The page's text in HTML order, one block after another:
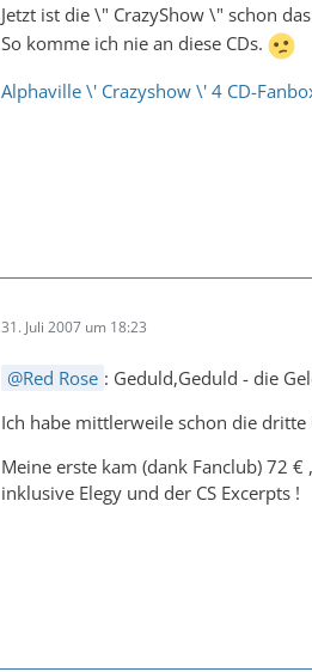
Jetzt ist die \" CrazyShow \" schon
So komme ich nie an diese CDs.
Alphaville \' Crazyshow \' 4 CD-
31. Juli 2007 um 18:23
Red Rose : Geduld,Geduld - die
Ich habe mittlerweile schon die dritte
Meine erste kam (dank Fanclub) 72
inklusive Elegy und der CS Excerpts !